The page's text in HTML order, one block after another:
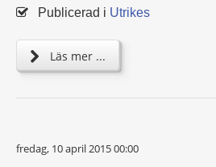
Publicerad i Utrikes
Läs mer ...
fredag, 10 april 2015 00:00